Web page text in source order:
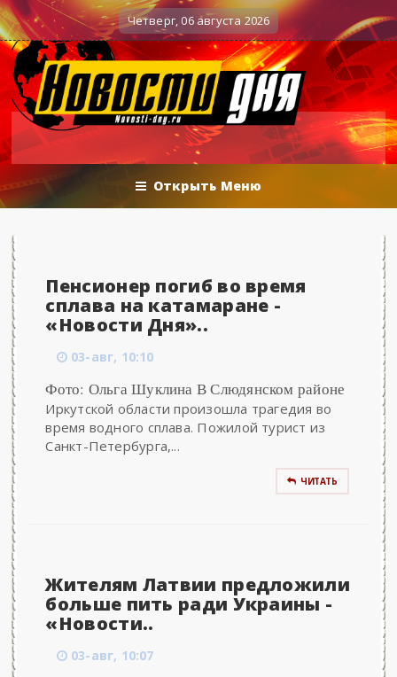
действия Вечерние баталии политологов у Соловьёва
Четверг, 06 августа 2026
Открыть Меню
Пенсионер погиб во время
сплава на катамаране -
«Новости Дня»..
03-авг, 10:10
Фото: Ольга Шуклина В Слюдянском районе
Иркутской области произошла трагедия во
время водного сплава. Пожилой турист из
Санкт-Петербурга,...
ЧИТАТЬ
Жителям Латвии предложили
больше пить ради Украины -
«Новости..
03-авг, 10:07